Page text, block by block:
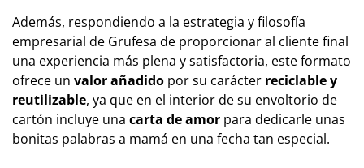
Además, respondiendo a la estrategia y filosofía
empresarial de Grufesa de proporcionar al cliente final
una experiencia más plena y satisfactoria, este formato
ofrece un valor añadido por su carácter reciclable y
reutilizable, ya que en el interior de su envoltorio de
cartón incluye una carta de amor para dedicarle unas
bonitas palabras a mamá en una fecha tan especial.